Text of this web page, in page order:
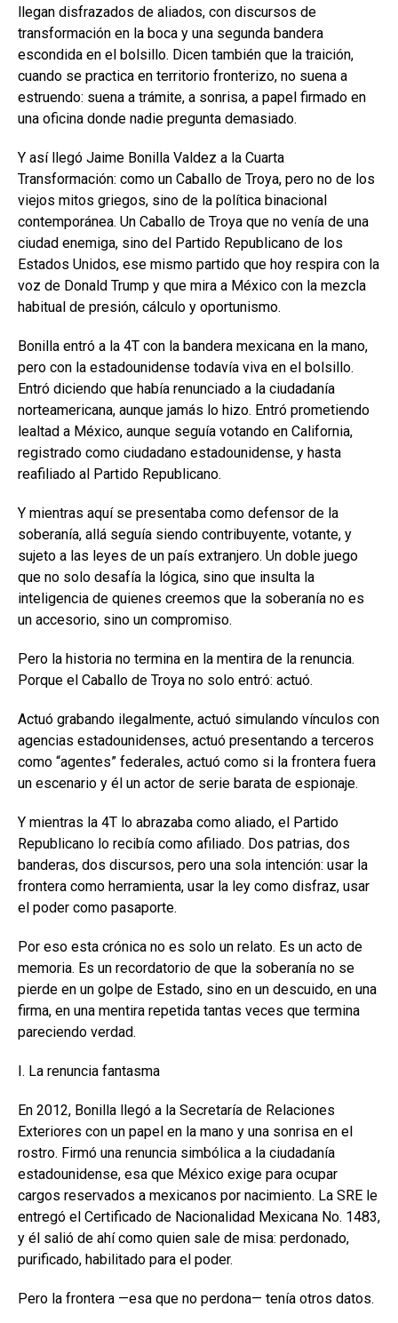
llegan disfrazados de aliados, con discursos de
transformación en la boca y una segunda bandera
escondida en el bolsillo. Dicen también que la traición,
cuando se practica en territorio fronterizo, no suena a
estruendo: suena a trámite, a sonrisa, a papel firmado en
una oficina donde nadie pregunta demasiado.
Y así llegó Jaime Bonilla Valdez a la Cuarta
Transformación: como un Caballo de Troya, pero no de los
viejos mitos griegos, sino de la política binacional
contemporánea. Un Caballo de Troya que no venía de una
ciudad enemiga, sino del Partido Republicano de los
Estados Unidos, ese mismo partido que hoy respira con la
voz de Donald Trump y que mira a México con la mezcla
habitual de presión, cálculo y oportunismo.
Bonilla entró a la 4T con la bandera mexicana en la mano,
pero con la estadounidense todavía viva en el bolsillo.
Entró diciendo que había renunciado a la ciudadanía
norteamericana, aunque jamás lo hizo. Entró prometiendo
lealtad a México, aunque seguía votando en California,
registrado como ciudadano estadounidense, y hasta
reafiliado al Partido Republicano.
Y mientras aquí se presentaba como defensor de la
soberanía, allá seguía siendo contribuyente, votante, y
sujeto a las leyes de un país extranjero. Un doble juego
que no solo desafía la lógica, sino que insulta la
inteligencia de quienes creemos que la soberanía no es
un accesorio, sino un compromiso.
Pero la historia no termina en la mentira de la renuncia.
Porque el Caballo de Troya no solo entró: actuó.
Actuó grabando ilegalmente, actuó simulando vínculos con
agencias estadounidenses, actuó presentando a terceros
como “agentes” federales, actuó como si la frontera fuera
un escenario y él un actor de serie barata de espionaje.
Y mientras la 4T lo abrazaba como aliado, el Partido
Republicano lo recibía como afiliado. Dos patrias, dos
banderas, dos discursos, pero una sola intención: usar la
frontera como herramienta, usar la ley como disfraz, usar
el poder como pasaporte.
Por eso esta crónica no es solo un relato. Es un acto de
memoria. Es un recordatorio de que la soberanía no se
pierde en un golpe de Estado, sino en un descuido, en una
firma, en una mentira repetida tantas veces que termina
pareciendo verdad.
I. La renuncia fantasma
En 2012, Bonilla llegó a la Secretaría de Relaciones
Exteriores con un papel en la mano y una sonrisa en el
rostro. Firmó una renuncia simbólica a la ciudadanía
estadounidense, esa que México exige para ocupar
cargos reservados a mexicanos por nacimiento. La SRE le
entregó el Certificado de Nacionalidad Mexicana No. 1483,
y él salió de ahí como quien sale de misa: perdonado,
purificado, habilitado para el poder.
Pero la frontera —esa que no perdona— tenía otros datos.